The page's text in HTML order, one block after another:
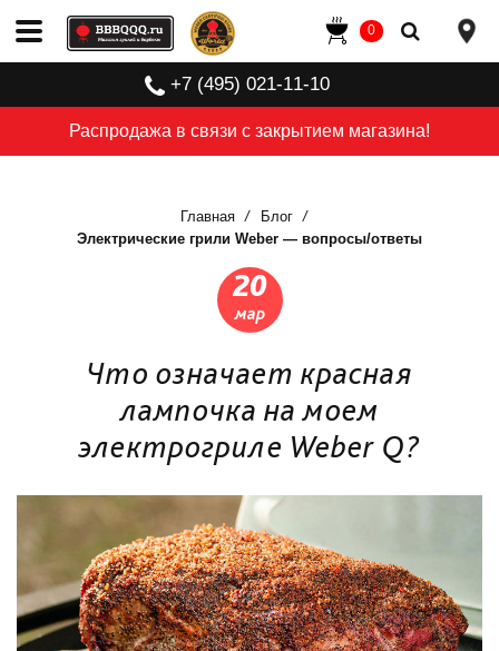
Распродажа в связи с закрытием магазина!
+7 (495) 021-11-10
0
Главная
Блог
Электрические грили Weber — вопросы/ответы
20
мар
Что означает красная
лампочка на моем
электрогриле Weber Q?